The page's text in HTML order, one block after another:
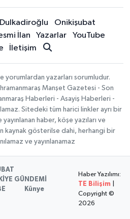
Dulkadiroğlu
Onikişubat
İlan Yazarlar
YouTube
İletişim
yorumlardan yazarları sorumludur.
Manşet Gazetesi - Son
Haberleri - Asayiş Haberleri -
Sitedeki tüm harici linkler ayrı bir
haber, köşe yazıları ve
kaynak gösterilse dahi, herhangi bir
ve yayınlanamaz
GÜNDEMİ
Künye
Haber Yazılımı:
TE Bilişim
Copyright ©
2026